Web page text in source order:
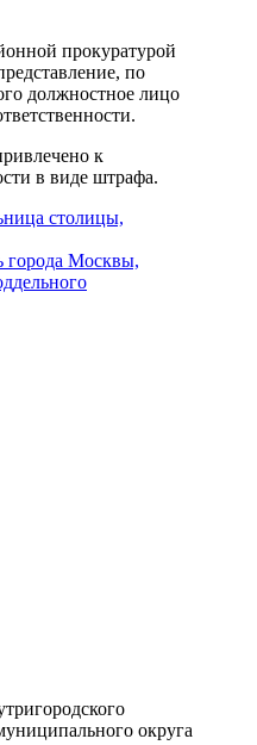
прокуратурой
по
должностное лицо
к
в виде штрафа.
столицы,
города Москвы,
округа